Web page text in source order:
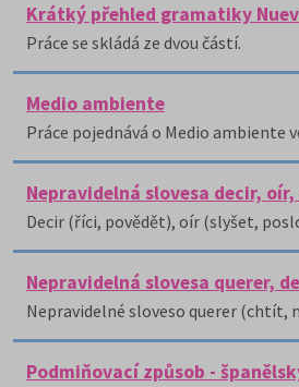
Krátký přehled gramatiky
Práce se skládá ze dvou částí.
Medio ambiente
Práce pojednává o Medio ambiente
Nepravidelná slovesa decir,
Decir (říci, povědět), oír (slyšet,
Nepravidelná slovesa querer,
Nepravidelné sloveso querer (chtít,
Podmiňovací způsob -